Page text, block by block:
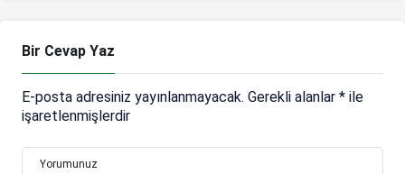
Bir Cevap Yaz
E-posta adresiniz yayınlanmayacak. Gerekli alanlar * ile
işaretlenmişlerdir
Yorumunuz